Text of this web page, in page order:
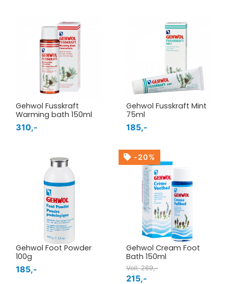
Gehwol Fusskraft
Warming bath 150ml
310,-
Gehwol Fusskraft Mint
75ml
185,-
Gehwol Foot Powder
100g
185,-
-20%
Gehwol Cream Foot
Bath 150ml
Veil: 269,-
215,-